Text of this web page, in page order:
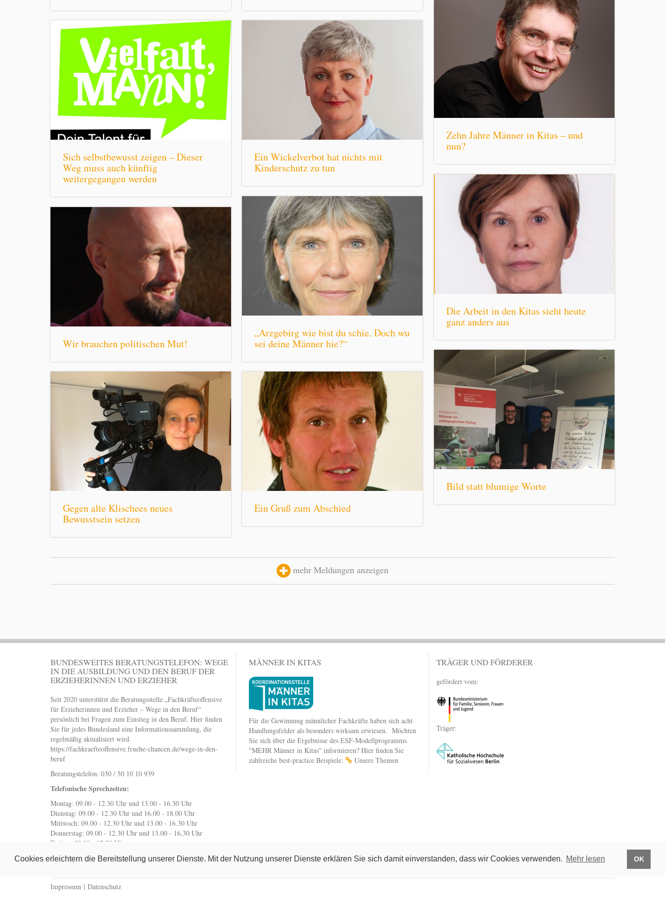
Cookies erleichtern die Bereitstellung unserer Dienste. Mit der Nutzung unserer Dienste erklären Sie sich damit einverstanden, dass wir Cookies verwenden. Mehr lesen OK
Zehn Jahre Männer in Kitas – und
nun?
Sich selbstbewusst zeigen – Dieser
Weg muss auch künftig
weitergegangen werden
Ein Wickelverbot hat nichts mit
Kinderschutz zu tun
Die Arbeit in den Kitas sieht heute
ganz anders aus
„Arzgebirg wie bist du schie. Doch wu
sei deine Männer hie?“
Wir brauchen politischen Mut!
Bild statt blumige Worte
Gegen alte Klischees neues
Bewusstsein setzen
Ein Gruß zum Abschied
mehr Meldungen anzeigen
BUNDESWEITES BERATUNGSTELEFON: WEGE
IN DIE AUSBILDUNG UND DEN BERUF DER
ERZIEHERINNEN UND ERZIEHER
Seit 2020 unterstützt die Beratungsstelle „Fachkräfteoffensive
für Erzieherinnen und Erzieher – Wege in den Beruf“
persönlich bei Fragen zum Einstieg in den Beruf. Hier finden
Sie für jedes Bundesland eine Informationssammlung, die
regelmäßig aktualisiert wird.
https://fachkraefteoffensive.fruehe-chancen.de/wege-in-den-
beruf
Beratungstelefon: 030 / 50 10 10 939
Telefonische Sprechzeiten:
Montag: 09.00 - 12.30 Uhr und 13.00 - 16.30 Uhr
Dienstag: 09.00 - 12.30 Uhr und 16.00 - 18.00 Uhr
Mittwoch: 09.00 - 12.30 Uhr und 13.00 - 16.30 Uhr
Donnerstag: 09.00 - 12.30 Uhr und 13.00 - 16.30 Uhr
Freitag: 09.00 - 12.30 Uhr
wegeindenberuf@fruehe-chancen.de
MÄNNER IN KITAS
Für die Gewinnung männlicher Fachkräfte haben sich acht
Handlungsfelder als besonders wirksam erwiesen. Möchten
Sie sich über die Ergebnisse des ESF-Modellprogramms
"MEHR Männer in Kitas" informieren? Hier finden Sie
zahlreiche best-practice Beispiele:
Unsere Themen
TRÄGER UND FÖRDERER
gefördert vom:
Träger:
Impressum | Datenschutz